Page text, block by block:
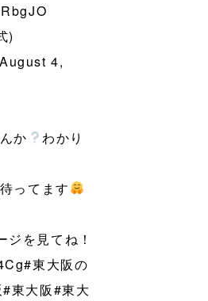
)
August 4,
か
わかり
ってます
を見てね！
#東大阪の
#東大阪#東大